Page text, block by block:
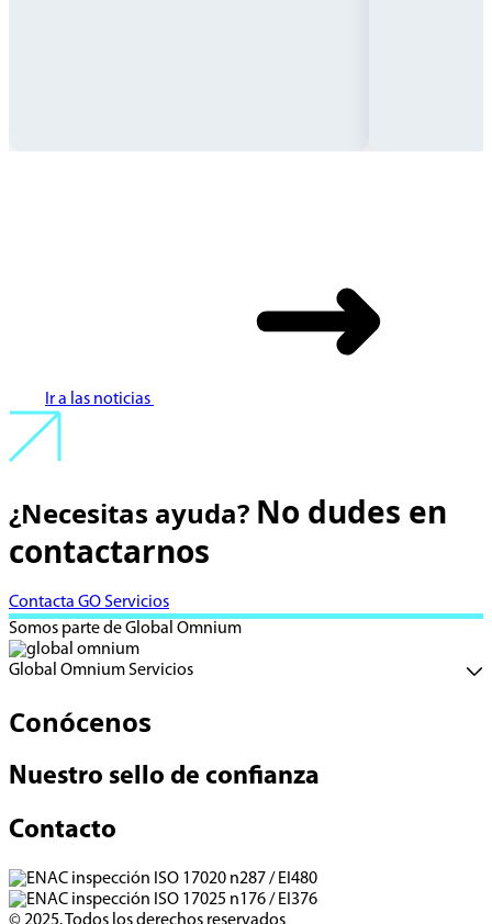
Ir a las noticias
¿Necesitas ayuda? No dudes en
contactarnos
Contacta GO Servicios
Somos parte de Global Omnium
Global Omnium Servicios
Conócenos
Nuestro sello de confianza
Contacto